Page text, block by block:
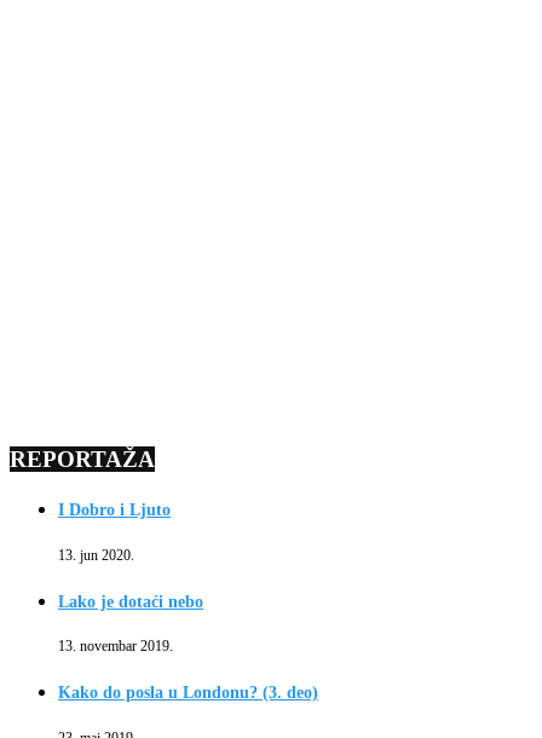
REPORTAŽA
I Dobro i Ljuto
13. jun 2020.
Lako je dotaći nebo
13. novembar 2019.
Kako do posla u Londonu? (3. deo)